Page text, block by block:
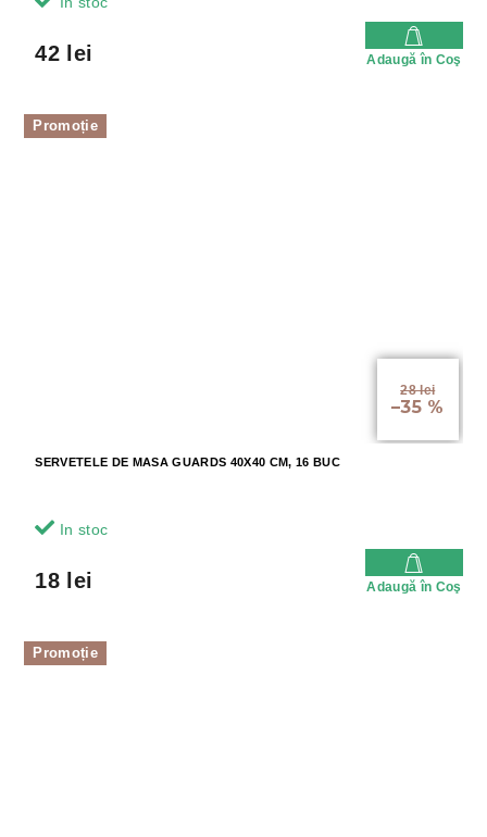
42 lei Adaugă în Coş
Promoție
28 lei
–35 %
SERVETELE DE MASA GUARDS 40X40 CM, 16 BUC
In stoc
18 lei Adaugă în Coş
Promoție